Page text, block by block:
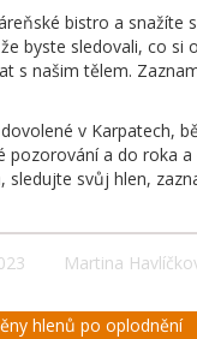
bistro a snažíte
byste sledovali, co si
s našim tělem.
v Karpatech,
pozorování a do roka
sledujte svůj hlen,
Martina
hlenů po oplodnění